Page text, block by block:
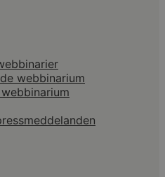
webbinarium